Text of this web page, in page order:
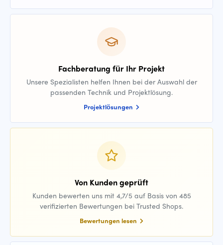
Fachberatung für Ihr Projekt
Unsere Spezialisten helfen Ihnen bei der Auswahl der
passenden Technik und Projektlösung.
Projektlösungen
Von Kunden geprüft
Kunden bewerten uns mit 4,7/5 auf Basis von 485
verifizierten Bewertungen bei Trusted Shops.
Bewertungen lesen